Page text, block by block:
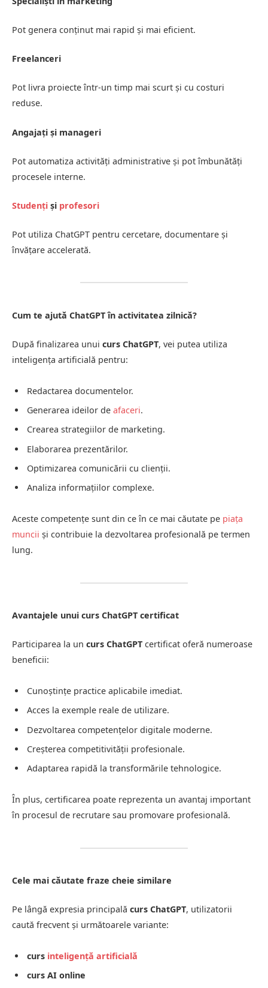
Pot genera conținut mai rapid și mai eficient.
Freelanceri
Pot livra proiecte într-un timp mai scurt și cu costuri
reduse.
Angajați și manageri
Pot automatiza activități administrative și pot îmbunătăți
procesele interne.
Studenți și profesori
Pot utiliza ChatGPT pentru cercetare, documentare și
învățare accelerată.
Cum te ajută ChatGPT în activitatea zilnică?
După finalizarea unui curs ChatGPT, vei putea utiliza
inteligența artificială pentru:
Redactarea documentelor.
Generarea ideilor de afaceri.
Crearea strategiilor de marketing.
Elaborarea prezentărilor.
Optimizarea comunicării cu clienții.
Analiza informațiilor complexe.
Aceste competențe sunt din ce în ce mai căutate pe piața
muncii și contribuie la dezvoltarea profesională pe termen
lung.
Avantajele unui curs ChatGPT certificat
Participarea la un curs ChatGPT certificat oferă numeroase
beneficii:
Cunoștințe practice aplicabile imediat.
Acces la exemple reale de utilizare.
Dezvoltarea competențelor digitale moderne.
Creșterea competitivității profesionale.
Adaptarea rapidă la transformările tehnologice.
În plus, certificarea poate reprezenta un avantaj important
în procesul de recrutare sau promovare profesională.
Cele mai căutate fraze cheie similare
Pe lângă expresia principală curs ChatGPT, utilizatorii
caută frecvent și următoarele variante:
curs inteligență artificială
curs AI online